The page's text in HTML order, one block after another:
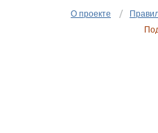
О проекте